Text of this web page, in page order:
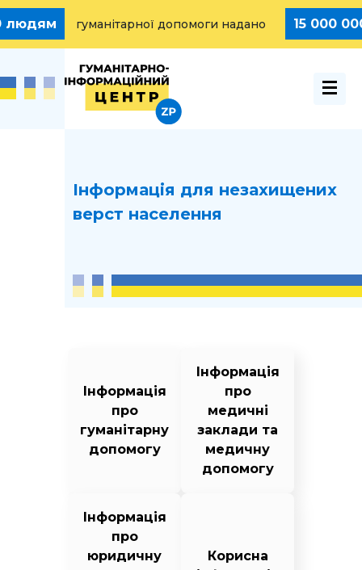
допомоги надано 15 000 000 грн. сума на
Інформація для незахищених
верст населення
Інформація
про
гуманітарну
допомогу
Інформація
про
медичні
заклади та
медичну
допомогу
Інформація
про
юридичну
Корисна